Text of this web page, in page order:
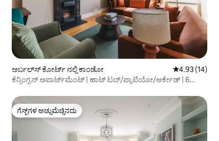
ಅರ್ಬಲ್‌ಸ್ ಕೋರ್ಟ್ ನಲ್ಲಿ ಕಾಂಡೋ 5 ರಲ್ಲಿ 4.93
4.93 (14)
ಕೆನ್ಸಿಂಗ್ಟನ್ ಅಪಾರ್ಟ್‌ಮೆಂಟ್ | ಹಾಟ್ ಟಬ್/ಪ್ಯಾಟಿಯೋ/ಆರ್ಕೇಡ್ | 6
ಗೆಸ್ಟ್‌ಗಳ ಅಚ್ಚುಮೆಚ್ಚಿನದು
ಗೆಸ್ಟ್‌ಗಳ ಅಚ್ಚುಮೆಚ್ಚಿನದು